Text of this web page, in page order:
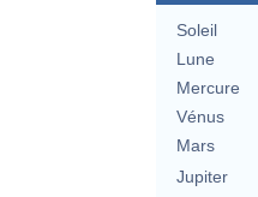
Soleil
Lune
Mercure
Vénus
Mars
Jupiter